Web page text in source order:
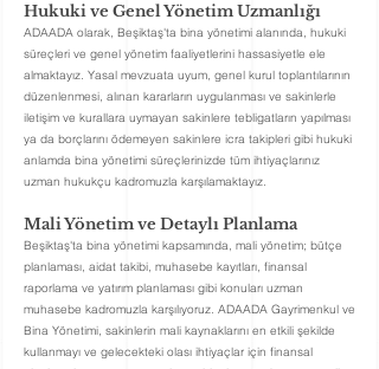
Hukuki ve Genel Yönetim Uzmanlığı
ADAADA olarak, Beşiktaş'ta bina yönetimi alanında, hukuki
süreçleri ve genel yönetim faaliyetlerini hassasiyetle ele
almaktayız. Yasal mevzuata uyum, genel kurul toplantılarının
düzenlenmesi, alınan kararların uygulanması ve sakinlerle
iletişim ve kurallara uymayan sakinlere tebligatların yapılması
ya da borçlarını ödemeyen sakinlere icra takipleri gibi hukuki
anlamda bina yönetimi süreçlerinizde tüm ihtiyaçlarınız
uzman hukukçu kadromuzla karşılamaktayız.
Mali Yönetim ve Detaylı Planlama
Beşiktaş'ta bina yönetimi kapsamında, mali yönetim; bütçe
planlaması, aidat takibi, muhasebe kayıtları, finansal
raporlama ve yatırım planlaması gibi konuları uzman
muhasebe kadromuzla karşılıyoruz. ADAADA Gayrimenkul ve
Bina Yönetimi, sakinlerin mali kaynaklarını en etkili şekilde
kullanmayı ve gelecekteki olası ihtiyaçlar için finansal